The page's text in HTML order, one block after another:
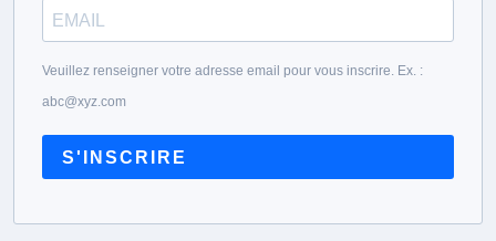
Veuillez renseigner votre adresse email pour vous inscrire. Ex. :
abc@xyz.com
S'INSCRIRE